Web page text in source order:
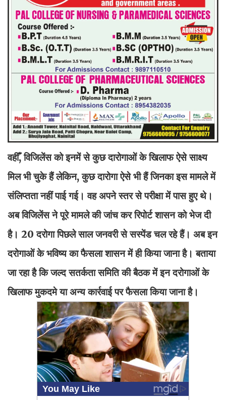
वहीँ, विजिलेंस को इनमें से कुछ दारोगाओं के खिलाफ ऐसे साक्ष्य
मिल भी चुके हैं लेकिन, कुछ दारोगा ऐसे भी हैं जिनका इस मामले में
संलिप्तता नहीं पाई गई। वह अपने स्तर से परीक्षा में पास हुए थे।
अब विजिलेंस ने पूरे मामले की जांच कर रिपोर्ट शासन को भेज दी
है। 20 दरोगा पिछले साल जनवरी से सस्पेंड चल रहे हैं। अब इन
दरोगाओं के भविष्य का फैसला शासन में ही किया जाना है। बताया
जा रहा है कि जल्द सतर्कता समिति की बैठक में इन दरोगाओं के
खिलाफ मुकदमे या अन्य कार्रवाई पर फैसला किया जाना है।